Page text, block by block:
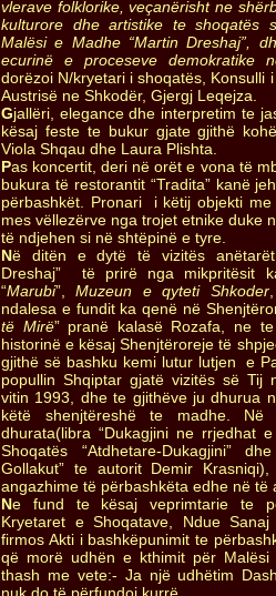
vlerave folklorike, veçanërisht ne
kulturore dhe artistike te shoqatës
Malësi e Madhe “Martin Dreshaj”,
ecurinë e proceseve demokratike
dorëzoi N/kryetari i shoqatës, Konsulli
Austrisë ne Shkodër, Gjergj Leqejza.
Gjallëri, elegance dhe interpretim te
kësaj feste te bukur gjate gjithë
Viola Shqau dhe Laura Plishta.
Pas koncertit, deri në orët e vona të
bukura të restorantit “Tradita” kanë
përbashkët. Pronari i këtij objekti
mes vëllezërve nga trojet etnike duke
të ndjehen si në shtëpinë e tyre.
Në ditën e dytë të vizitës
Dreshaj” të prirë nga mikpritësit
“Marubi”,Muzeun e qyteti Shkoder
ndalesa e fundit ka qenë në
të Mirë” pranë kalasë Rozafa, ne
historinë e kësaj Shenjtëroreje të
gjithë së bashku kemi lutur lutjen e
popullin Shqiptar gjatë vizitës së Tij
vitin 1993, dhe te gjithëve ju dhurua
këtë shenjtëreshë te madhe. Në
dhurata(libra “Dukagjini ne rrjedhat
Shoqatës “Atdhetare-Dukagjini”
Gollakut” te autorit Demir
angazhime të përbashkëta edhe në të
Ne fund te kësaj veprimtarie te
Kryetaret e Shoqatave, Ndue
firmos Akti i bashkëpunimit te
që morë udhën e kthimit për
thash me vete:- Ja një udhëtim